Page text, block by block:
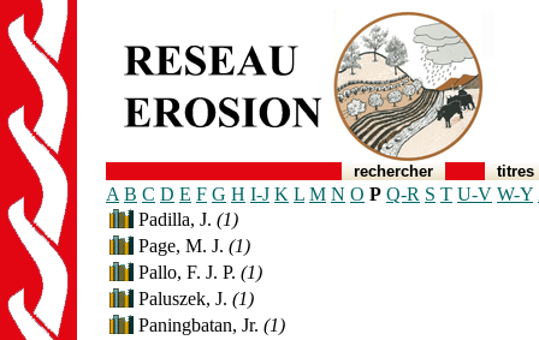
rechercher titres
A B C D E F G H I-J K L M N O P Q-R S T U-V W-Y
Padilla, J. (1)
Page, M. J. (1)
Pallo, F. J. P. (1)
Paluszek, J. (1)
Paningbatan, Jr. (1)